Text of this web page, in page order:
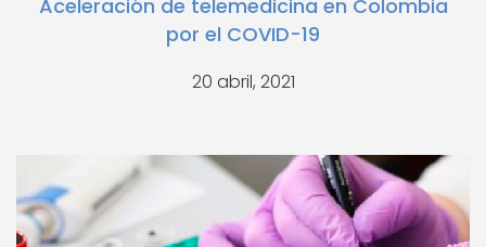
Aceleración de telemedicina en Colombia
por el COVID-19
20 abril, 2021